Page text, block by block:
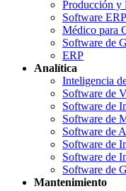
Producción y
Software
Médico para
Software de
ERP
Analítica
Inteligencia
Software de
Software de
Software de
Software de
Software de
Software de
Software de
Mantenimiento